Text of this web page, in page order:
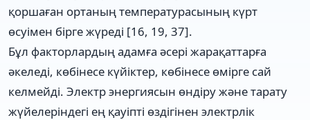
қоршаған ортаның температурасының күрт
өсуімен бірге жүреді [16, 19, 37].
Бұл факторлардың адамға әсері жарақаттарға
әкеледі, көбінесе күйіктер, көбінесе өмірге сай
келмейді. Электр энергиясын өндіру және тарату
жүйелеріндегі ең қауіпті өздігінен электрлік